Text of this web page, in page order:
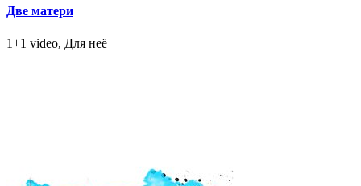
Две матери
1+1 video, Для неё